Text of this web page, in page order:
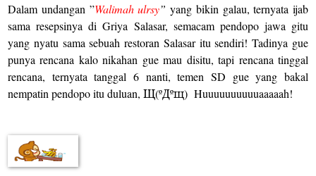
Dalam undangan ”Walimah ulrsy” yang bikin galau, ternyata ijab
sama resepsinya di Griya Salasar, semacam pendopo jawa gitu
yang nyatu sama sebuah restoran Salasar itu sendiri! Tadinya gue
punya rencana kalo nikahan gue mau disitu, tapi rencana tinggal
rencana, ternyata tanggal 6 nanti, temen SD gue yang bakal
nempatin pendopo itu duluan, Щ(ºДºщ) Huuuuuuuuuuaaaaah!